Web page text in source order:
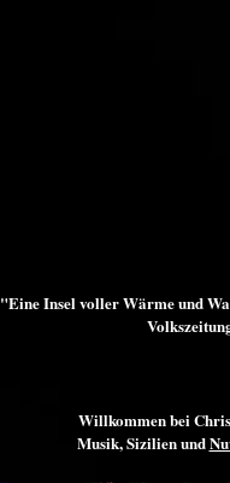
"Eine Insel voller Wärme und
Willkommen bei
Musik, Sizilien und